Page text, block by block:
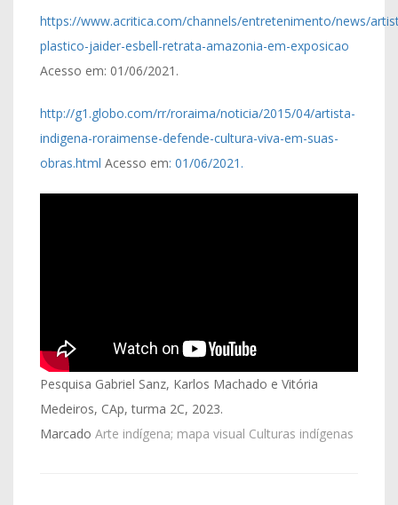
https://www.acritica.com/channels/entretenimento/news/
plastico-jaider-esbell-retrata-amazonia-em-exposicao
Acesso em: 01/06/2021.
http://g1.globo.com/rr/roraima/noticia/2015/04/artista-
indigena-roraimense-defende-cultura-viva-em-suas-
obras.html Acesso em: 01/06/2021.
Pesquisa Gabriel Sanz, Karlos Machado e Vitória
Medeiros, CAp, turma 2C, 2023.
Marcado Arte indígena; mapa visual Culturas indígenas